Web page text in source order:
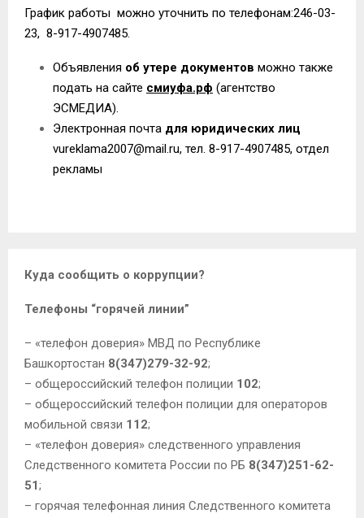
График работы можно уточнить по телефонам:246-03-
23, 8-917-4907485.
Объявления об утере документов можно также
подать на сайте смиуфа.рф (агентство
ЭСМЕДИА).
Электронная почта для юридических лиц
vureklama2007@mail.ru, тел. 8-917-4907485, отдел
рекламы
Куда сообщить о коррупции?
Телефоны “горячей линии”
– «телефон доверия» МВД по Республике
Башкортостан 8(347)279-32-92;
– общероссийский телефон полиции 102;
– общероссийский телефон полиции для операторов
мобильной связи 112;
– «телефон доверия» следственного управления
Следственного комитета России по РБ 8(347)251-62-
51;
– горячая телефонная линия Следственного комитета